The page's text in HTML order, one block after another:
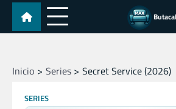
Skip
content
Inicio Series Secret Service (2026)
SERIES